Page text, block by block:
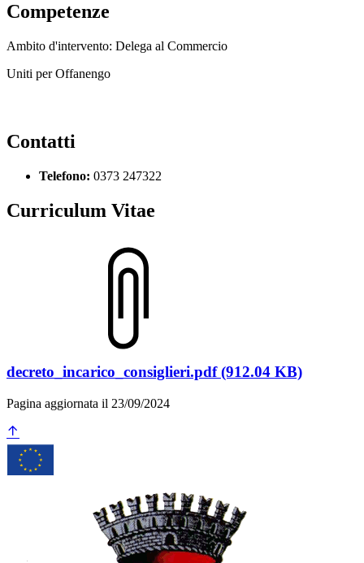
Competenze
Ambito d'intervento: Delega al Commercio
Uniti per Offanengo
Contatti
Telefono: 0373 247322
Curriculum Vitae
decreto_incarico_consiglieri.pdf (912.04 KB)
Pagina aggiornata il 23/09/2024